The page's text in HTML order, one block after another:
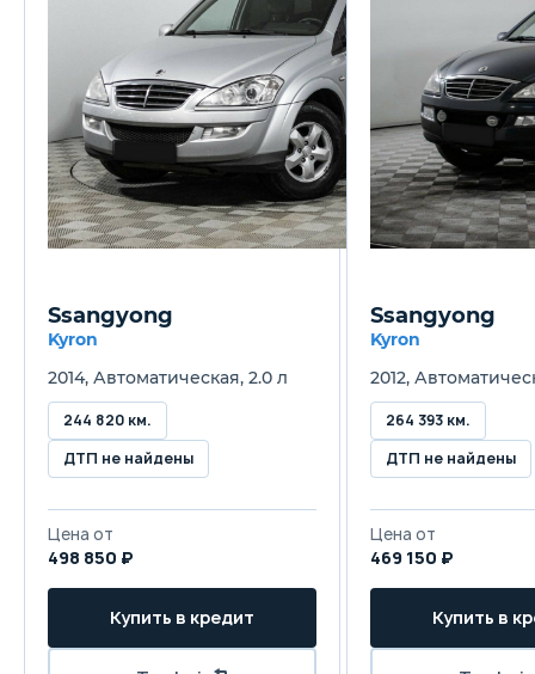
Ssangyong
Kyron
2014, Автоматическая, 2.0 л
244 820 км.
ДТП не найдены
Цена от
498 850 ₽
Купить в кредит
Ssangyong
Kyron
2012,
264 393 км.
ДТП не найдены
Цена от
469 150 ₽
Купить в